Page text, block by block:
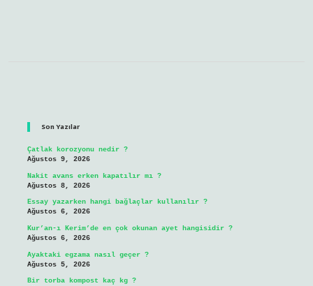
Son Yazılar
Çatlak korozyonu nedir ?
Ağustos 9, 2026
Nakit avans erken kapatılır mı ?
Ağustos 8, 2026
Essay yazarken hangi bağlaçlar kullanılır ?
Ağustos 6, 2026
Kur’an-ı Kerim’de en çok okunan ayet hangisidir ?
Ağustos 6, 2026
Ayaktaki egzama nasıl geçer ?
Ağustos 5, 2026
Bir torba kompost kaç kg ?